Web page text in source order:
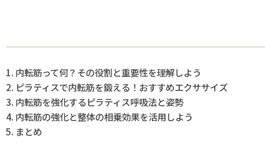
内転筋って何？その役割と重要性を理解しよう
ピラティスで内転筋を鍛える！おすすめエクササイズ
内転筋を強化するピラティス呼吸法と姿勢
内転筋の強化と整体の相乗効果を活用しよう
まとめ